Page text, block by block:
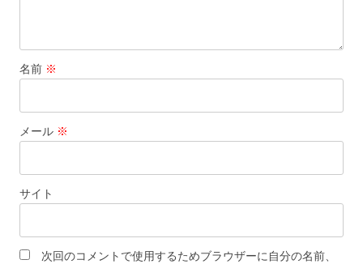
名前 ※
メール ※
サイト
次回のコメントで使用するためブラウザーに自分の名前、